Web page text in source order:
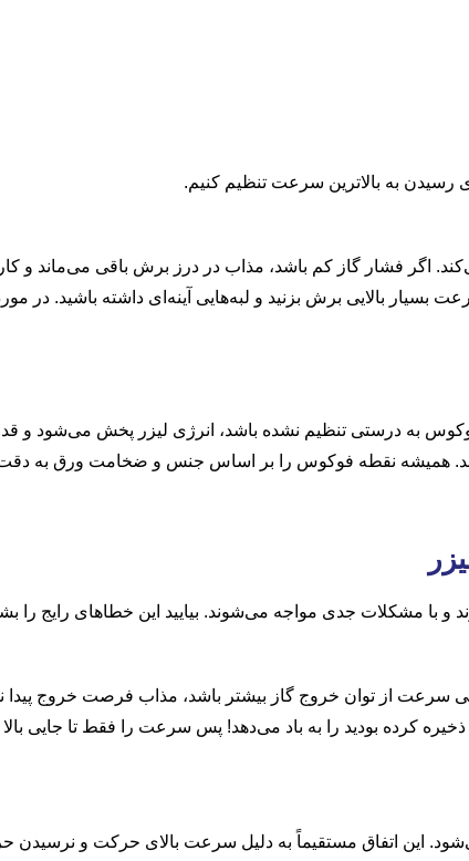
رسیدن به بالاترین سرعت تنظیم کنیم.
اگر فشار گاز کم باشد، مذاب در درز برش باقی می‌ماند و
بسیار بالایی برش بزنید و لبه‌هایی آینه‌ای داشته باشید. در
به درستی تنظیم نشده باشد، انرژی لیزر پخش می‌شود و
نقطه فوکوس را بر اساس جنس و ضخامت ورق به دقت
با مشکلات جدی مواجه می‌شوند. بیایید این خطاهای رایج را
از توان خروج گاز بیشتر باشد، مذاب فرصت خروج پیدا
کرده بودید را به باد می‌دهد! پس سرعت را فقط تا جایی بالا
این اتفاق مستقیماً به دلیل سرعت بالای حرکت و نرسیدن